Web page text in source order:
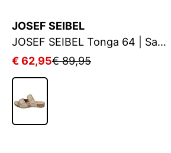
JOSEF SEIBEL
JOSEF SEIBEL Tonga 64 | Sandale für Damen | Beige
€ 62,95€ 89,95